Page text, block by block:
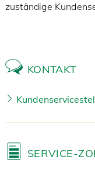
zuständige
KONTAKT
SERVICE-